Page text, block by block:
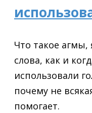
Что такое
слова, как и
использовали
почему не
помогает.